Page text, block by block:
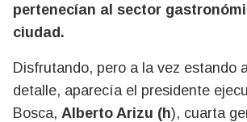
pertenecían al sector
ciudad.
Disfrutando, pero a la vez estando
detalle, aparecía el presidente
Bosca, Alberto Arizu (h), cuarta